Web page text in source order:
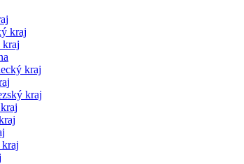
kraj
kraj
kraj
kraj
kraj